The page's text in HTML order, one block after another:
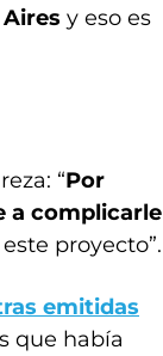
y eso es
“Por
a complicarle
proyecto”.
emitidas
que había